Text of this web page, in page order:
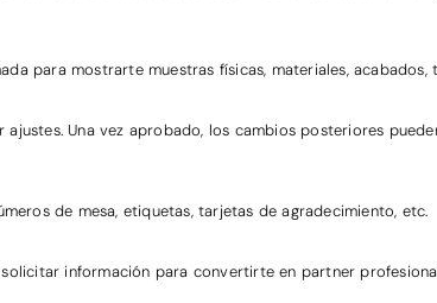
para mostrarte muestras físicas, materiales, acabados,
Una vez aprobado, los cambios posteriores
de mesa, etiquetas, tarjetas de agradecimiento, etc.
información para convertirte en partner